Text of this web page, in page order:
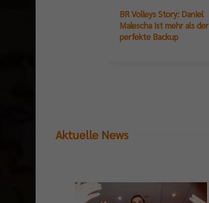
BR Volleys Story: Daniel
Malescha ist mehr als der
perfekte Backup
Aktuelle News